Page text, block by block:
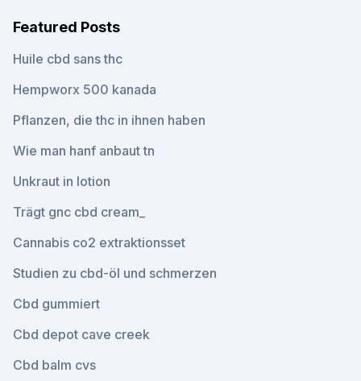
Featured Posts
Huile cbd sans thc
Hempworx 500 kanada
Pflanzen, die thc in ihnen haben
Wie man hanf anbaut tn
Unkraut in lotion
Trägt gnc cbd cream_
Cannabis co2 extraktionsset
Studien zu cbd-öl und schmerzen
Cbd gummiert
Cbd depot cave creek
Cbd balm cvs